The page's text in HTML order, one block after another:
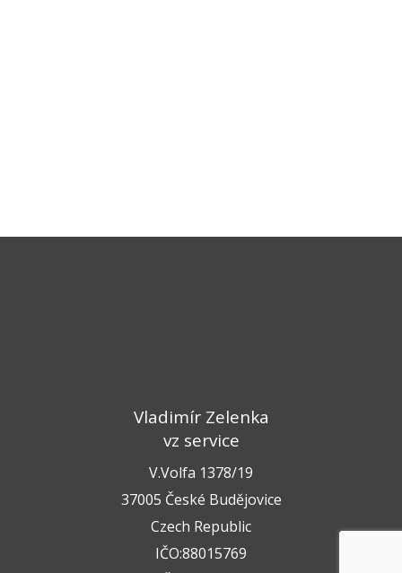
Vladimír Zelenka
vz service
V.Volfa 1378/19
37005 České Budějovice
Czech Republic
IČO:88015769